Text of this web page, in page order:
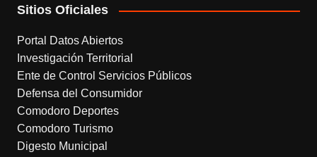
Sitios Oficiales
Portal Datos Abiertos
Investigación Territorial
Ente de Control Servicios Públicos
Defensa del Consumidor
Comodoro Deportes
Comodoro Turismo
Digesto Municipal